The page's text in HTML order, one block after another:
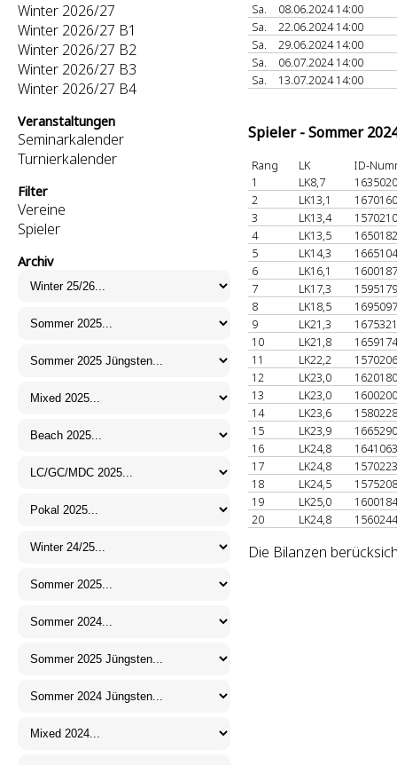
Winter 2026/27
Winter 2026/27 B1
Winter 2026/27 B2
Winter 2026/27 B3
Winter 2026/27 B4
Veranstaltungen
Seminarkalender
Turnierkalender
Filter
Vereine
Spieler
Archiv
Sa.
08.06.2024 14:00
Sa.
22.06.2024 14:00
Sa.
29.06.2024 14:00
Sa.
06.07.2024 14:00
Sa.
13.07.2024 14:00
Spieler - Sommer
Rang LK
ID-
1
LK8,7
2
LK13,1
3
LK13,4
4
LK13,5
5
LK14,3
6
LK16,1
7
LK17,3
8
LK18,5
9
LK21,3
10
LK21,8
11
LK22,2
12
LK23,0
13
LK23,0
14
LK23,6
15
LK23,9
16
LK24,8
17
LK24,8
18
LK24,5
19
LK25,0
20
LK24,8
Die Bilanzen